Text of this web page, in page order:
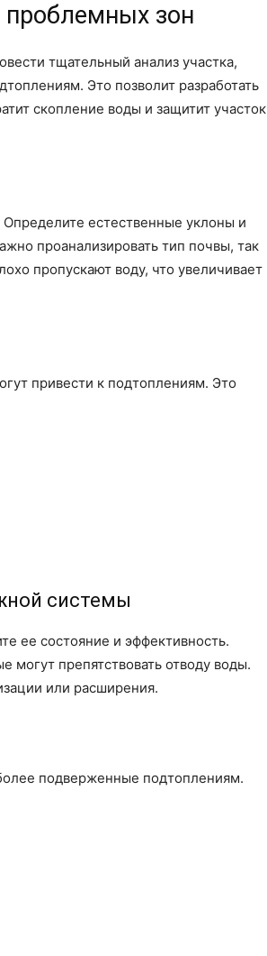
проблемных зон
тщательный анализ участка,
Это позволит разработать
скопление воды и защитит участок
естественные уклоны и
проанализировать тип почвы, так
пропускают воду, что увеличивает
привести к подтоплениям. Это
системы
ее состояние и эффективность.
могут препятствовать отводу воды.
или расширения.
подверженные подтоплениям.